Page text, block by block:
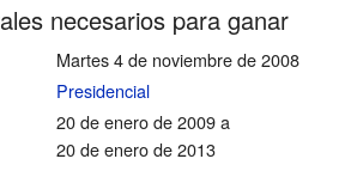
necesarios para ganar
Martes 4 de noviembre de 2008
Presidencial
20 de enero de 2009 a
20 de enero de 2013